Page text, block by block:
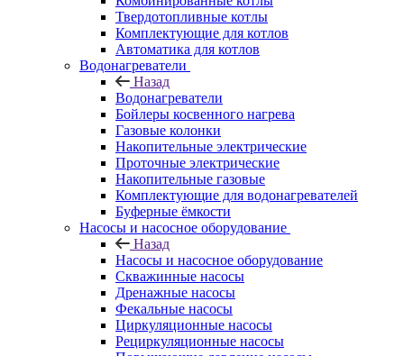
Твердотопливные котлы
Комплектующие для котлов
Автоматика для котлов
Водонагреватели
Назад
Водонагреватели
Бойлеры косвенного нагрева
Газовые колонки
Накопительные электрические
Проточные электрические
Накопительные газовые
Комплектующие для водонагревателей
Буферные ёмкости
Насосы и насосное оборудование
Назад
Насосы и насосное оборудование
Скважинные насосы
Дренажные насосы
Фекальные насосы
Циркуляционные насосы
Рециркуляционные насосы